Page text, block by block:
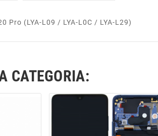
Pro (LYA-L09 / LYA-L0C / LYA-L29)
CATEGORIA: